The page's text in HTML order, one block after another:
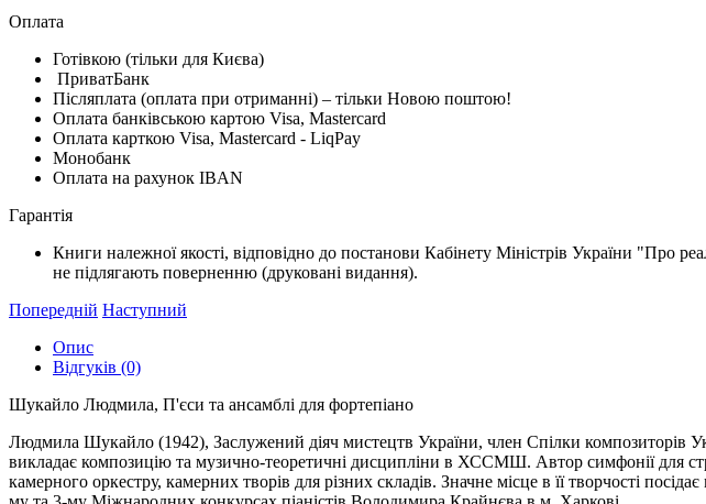
Оплата
Готівкою (тільки для Києва)
ПриватБанк
Післяплата (оплата при отриманні) – тільки Новою поштою!
Оплата банківською картою Visa, Mastercard
Оплата карткою Visa, Mastercard - LiqPay
Монобанк
Оплата на рахунок IBAN
Гарантiя
Книги належної якості, відповідно до постанови Кабінету Міністрів України "Про
не підлягають поверненню (друковані видання).
Попередній Наступний
Опис
Відгуків (0)
Шукайло Людмила, П'єси та ансамблі для фортепіано
Людмила Шукайло (1942), Заслужений діяч мистецтв України, член Спілки композиторів
викладає композицію та музично-теоретичні дисципліни в ХССМШ. Автор симфонії для
камерного оркестру, камерних творів для різних складів. Значне місце в її творчості